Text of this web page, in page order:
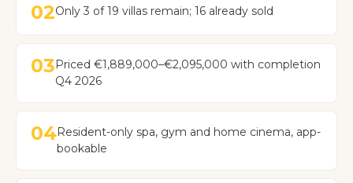
02Only 3 of 19 villas remain; 16 already sold
03Priced €1,889,000–€2,095,000 with completion
Q4 2026
04Resident-only spa, gym and home cinema, app-
bookable